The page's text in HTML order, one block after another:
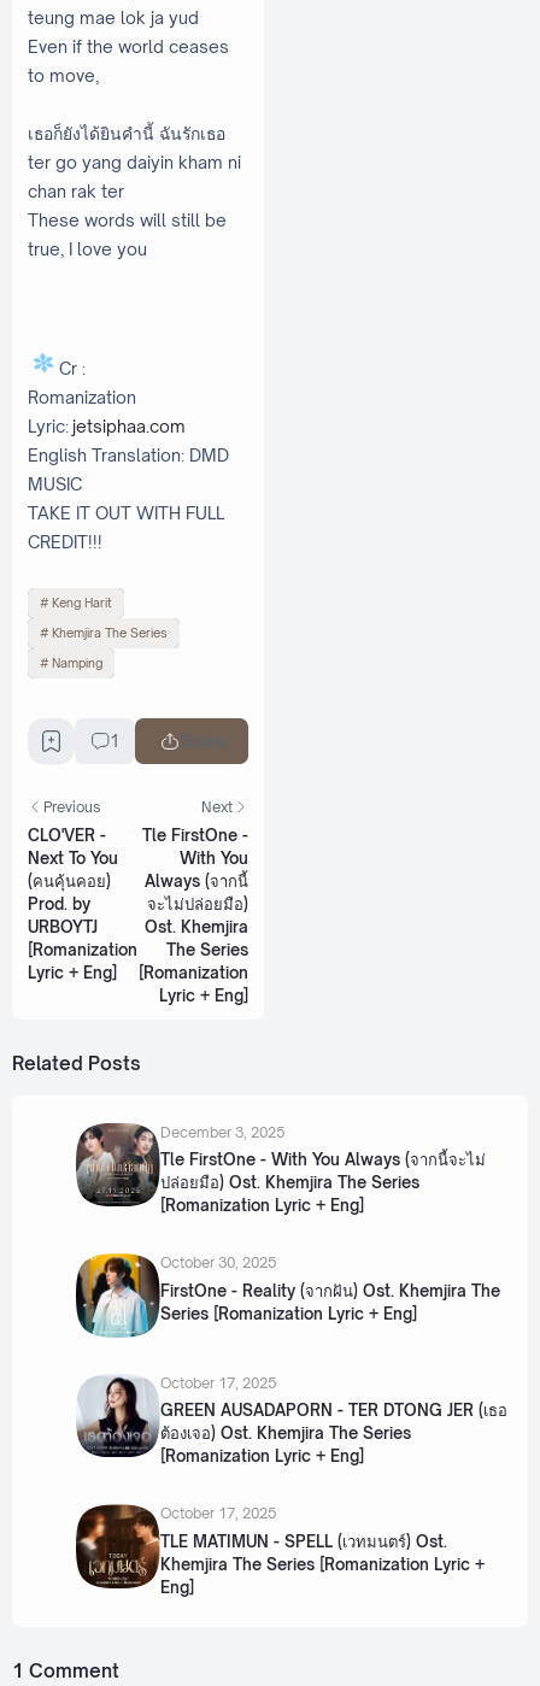
teung mae lok ja yud
Even if the world ceases
to move,
เธอก็ยังได้ยินคำนี้ ฉันรักเธอ
ter go yang daiyin kham ni
chan rak ter
These words will still be
true, I love you
Cr :
Romanization
Lyric:jetsiphaa.com
English Translation: DMD
MUSIC
TAKE IT OUT WITH FULL
CREDIT!!!
Keng Harit
Khemjira The Series
Namping
1 Share
Previous
CLO'VER -
Next To You
(คนคุ้นคอย)
Prod. by
URBOYTJ
[Romanization
Lyric + Eng]
Next
Tle FirstOne -
With You
Always (จากนี้
จะไม่ปล่อยมือ)
Ost. Khemjira
The Series
[Romanization
Lyric + Eng]
Related Posts
December 3, 2025
Tle FirstOne - With You Always (จากนี้จะไม่
ปล่อยมือ) Ost. Khemjira The Series
[Romanization Lyric + Eng]
October 30, 2025
FirstOne - Reality (จากฝัน) Ost. Khemjira The
Series [Romanization Lyric + Eng]
October 17, 2025
GREEN AUSADAPORN - TER DTONG JER (เธอ
ต้องเจอ) Ost. Khemjira The Series
[Romanization Lyric + Eng]
October 17, 2025
TLE MATIMUN - SPELL (เวทมนตร์) Ost.
Khemjira The Series [Romanization Lyric +
Eng]
1 Comment